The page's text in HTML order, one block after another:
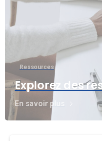
Ressources
Explorez des
En savoir plus